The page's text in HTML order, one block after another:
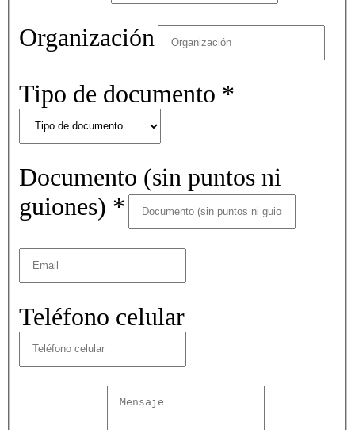
Organización
Tipo de documento *
Documento (sin puntos ni
guiones) *
Teléfono celular